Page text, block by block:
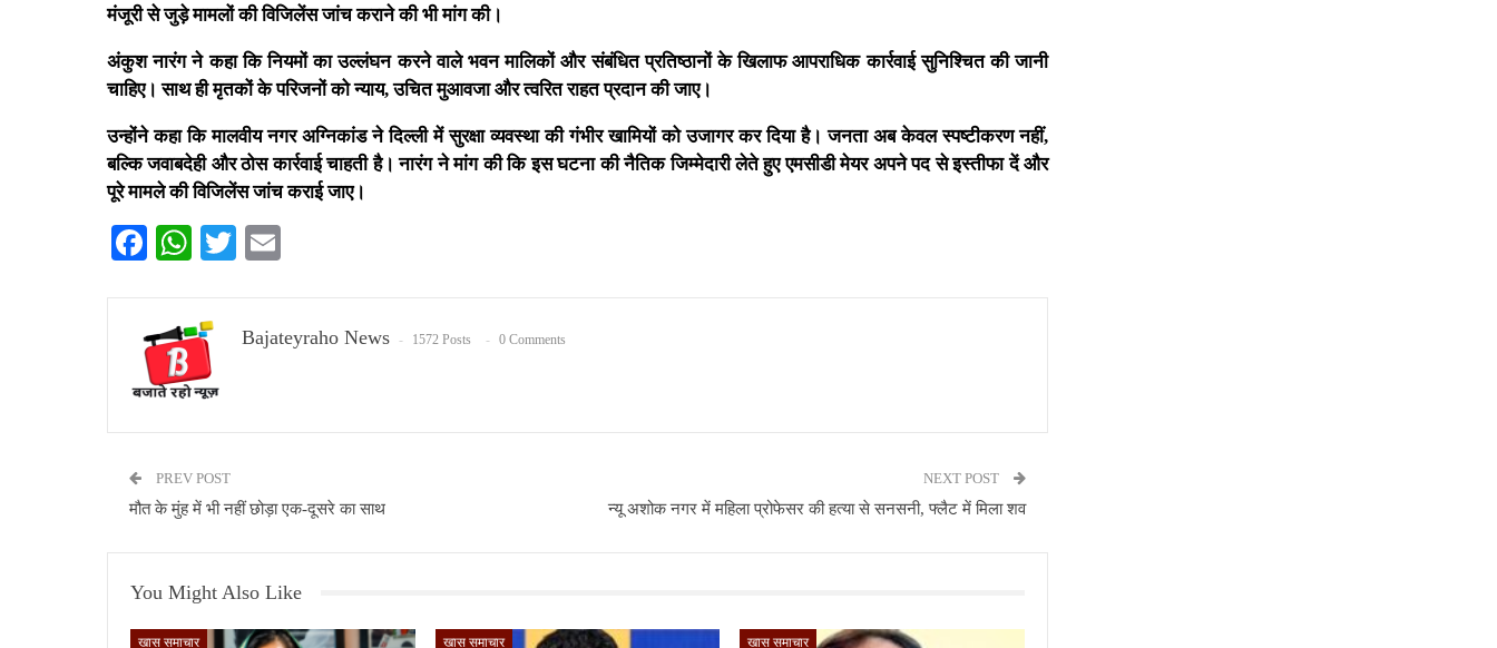
मंजूरी से जुड़े मामलों की विजिलेंस जांच कराने की भी मांग की।
अंकुश नारंग ने कहा कि नियमों का उल्लंघन करने वाले भवन मालिकों और संबंधित प्रतिष्ठानों के खिलाफ आपराधिक कार्रवाई सुनिश्चित की जानी
चाहिए। साथ ही मृतकों के परिजनों को न्याय, उचित मुआवजा और त्वरित राहत प्रदान की जाए।
उन्होंने कहा कि मालवीय नगर अग्निकांड ने दिल्ली में सुरक्षा व्यवस्था की गंभीर खामियों को उजागर कर दिया है। जनता अब केवल स्पष्टीकरण नहीं,
बल्कि जवाबदेही और ठोस कार्रवाई चाहती है। नारंग ने मांग की कि इस घटना की नैतिक जिम्मेदारी लेते हुए एमसीडी मेयर अपने पद से इस्तीफा दें और
पूरे मामले की विजिलेंस जांच कराई जाए।
Facebook
WhatsApp
Twitter
Bajateyraho News 1572 Posts 0 Comments
PREV POST
मौत के मुंह में भी नहीं छोड़ा एक-दूसरे का साथ
NEXT POST
न्यू अशोक नगर में महिला प्रोफेसर की हत्या से सनसनी, फ्लैट में मिला शव
You Might Also Like
खास समाचार खास समाचार खास समाचार